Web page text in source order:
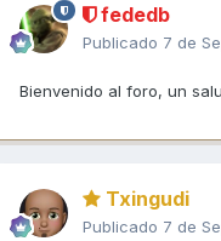
fededb
Publicado 7 de
Bienvenido al foro, un
Txingudi
Publicado 7 de